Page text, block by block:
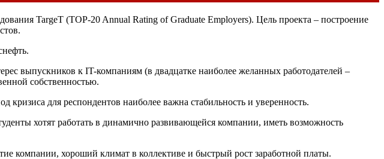
TargeT (TOP-20 Annual Rating of Graduate Employers). Цель проекта – построение
выпускников к IT-компаниям (в двадцатке наиболее желанных работодателей –
собственностью.
кризиса для респондентов наиболее важна стабильность и уверенность.
хотят работать в динамично развивающейся компании, иметь возможность
компании, хороший климат в коллективе и быстрый рост заработной платы.